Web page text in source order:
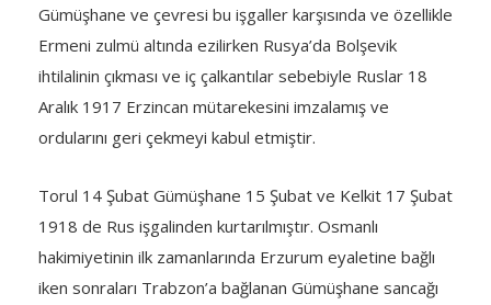
Gümüşhane ve çevresi bu işgaller karşısında ve özellikle
Ermeni zulmü altında ezilirken Rusya’da Bolşevik
ihtilalinin çıkması ve iç çalkantılar sebebiyle Ruslar 18
Aralık 1917 Erzincan mütarekesini imzalamış ve
ordularını geri çekmeyi kabul etmiştir.
Torul 14 Şubat Gümüşhane 15 Şubat ve Kelkit 17 Şubat
1918 de Rus işgalinden kurtarılmıştır. Osmanlı
hakimiyetinin ilk zamanlarında Erzurum eyaletine bağlı
iken sonraları Trabzon’a bağlanan Gümüşhane sancağı